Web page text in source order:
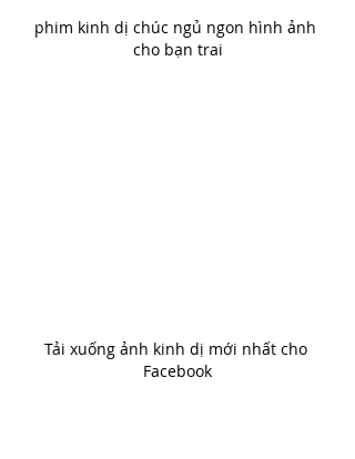
phim kinh dị chúc ngủ ngon hình ảnh
cho bạn trai
Tải xuống ảnh kinh dị mới nhất cho
Facebook